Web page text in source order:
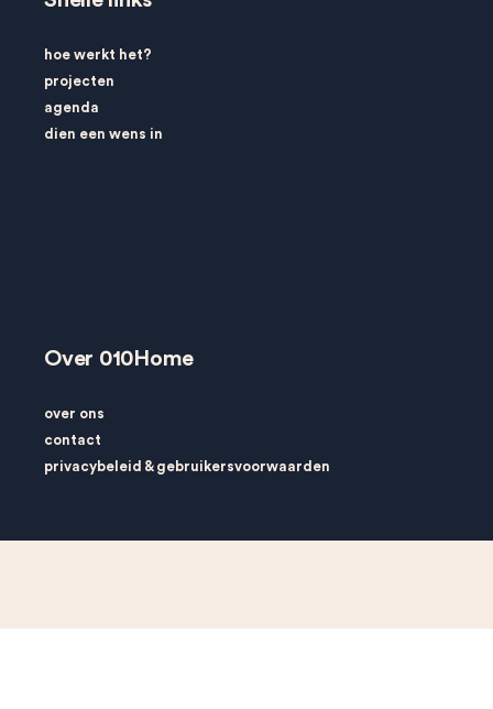
hoe werkt het?
projecten
agenda
dien een wens in
Over 010Home
over ons
contact
privacybeleid & gebruikersvoorwaarden